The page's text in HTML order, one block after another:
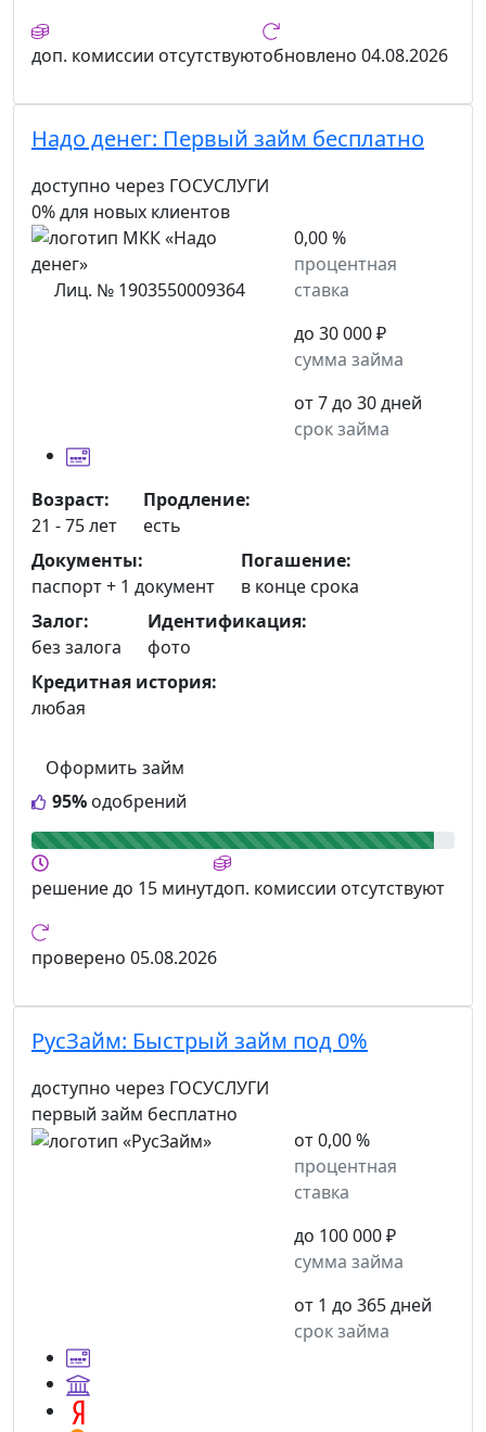
доп. комиссии отсутствуютобновлено 04.08.2026
Надо денег: Первый займ бесплатно
доступно через ГОСУСЛУГИ
0% для новых клиентов
Лиц. № 1903550009364
0,00 %
процентная
ставка
до 30 000 ₽
сумма займа
от 7 до 30 дней
срок займа
95% одобрений
Оформить займ
Возраст:
21 - 75 лет
Продление:
есть
Документы:
паспорт + 1 документ
Погашение:
в конце срока
Залог:
без залога
Идентификация:
фото
Кредитная история:
любая
решениедо 15 минутдоп. комиссии отсутствуют
проверено 05.08.2026
РусЗайм: Быстрый займ под 0%
доступно через ГОСУСЛУГИ
первый займ бесплатно
от 0,00 %
процентная
ставка
до 100 000 ₽
сумма займа
от 1 до 365 дней
срок займа